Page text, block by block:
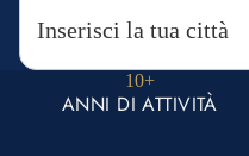
10+
ANNI DI ATTIVITÀ